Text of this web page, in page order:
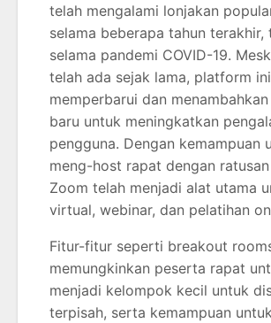
telah mengalami lonjakan
selama beberapa tahun terakhir,
selama pandemi COVID-19.
telah ada sejak lama, platform
memperbarui dan
baru untuk meningkatkan
pengguna. Dengan kemampuan
meng-host rapat dengan
Zoom telah menjadi alat utama
virtual, webinar, dan pelatihan
Fitur-fitur seperti breakout
memungkinkan peserta rapat
menjadi kelompok kecil untuk
terpisah, serta kemampuan